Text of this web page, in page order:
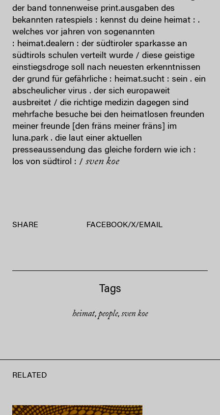
der band tonnenweise print.ausgaben des
bekannten ratespiels : kennst du deine heimat : .
welches vor jahren von sogenannten
: heimat.dealern : der südtiroler sparkasse an
südtirols schulen verteilt wurde / diese geistige
einstiegsdroge soll nach neuesten erkenntnissen
der grund für gefährliche : heimat.sucht : sein . ein
abscheulicher virus . der sich europaweit
ausbreitet / die richtige medizin dagegen sind
mehrfache besuche bei den heimatlosen freunden
meiner freunde [den fräns meiner fräns] im
luna.park . die laut einer aktuellen
presseaussendung das gleiche fordern wie ich :
los von südtirol : / sven koe
SHARE FACEBOOK/X/ EMAIL
Tags
heimat, people, sven koe
RELATED